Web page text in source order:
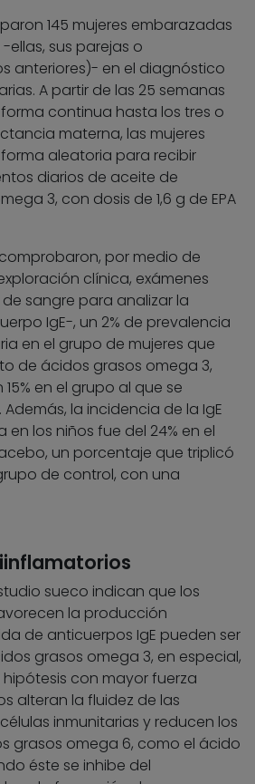
145 mujeres embarazadas
ellas, sus parejas o
anteriores)- en el diagnóstico
A partir de las 25 semanas
continua hasta los tres o
materna, las mujeres
aleatoria para recibir
diarios de aceite de
3, con dosis de 1,6 g de EPA
por medio de
clínica, exámenes
sangre para analizar la
IgE-, un 2% de prevalencia
en el grupo de mujeres que
de ácidos grasos omega 3,
en el grupo al que se
la incidencia de la IgE
los niños fue del 24% en el
un porcentaje que triplicó
de control, con una
sueco indican que los
la producción
de anticuerpos IgE pueden ser
grasos omega 3, en especial,
hipótesis con mayor fuerza
alteran la fluidez de las
inmunitarias y reducen los
grasos omega 6, como el ácido
éste se inhibe del